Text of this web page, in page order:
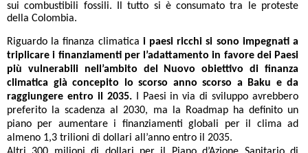
sui combustibili fossili. Il tutto si è consumato tra le proteste
della Colombia.
Riguardo la finanza climatica i paesi ricchi si sono impegnati a
triplicare i finanziamenti per l’adattamento in favore dei Paesi
più vulnerabili nell’ambito del Nuovo obiettivo di finanza
climatica già concepito lo scorso anno scorso a Baku e da
raggiungere entro il 2035.I Paesi in via di sviluppo avrebbero
preferito la scadenza al 2030, ma la Roadmap ha definito un
piano per aumentare i finanziamenti globali per il clima ad
almeno 1,3 trilioni di dollari all’anno entro il 2035.